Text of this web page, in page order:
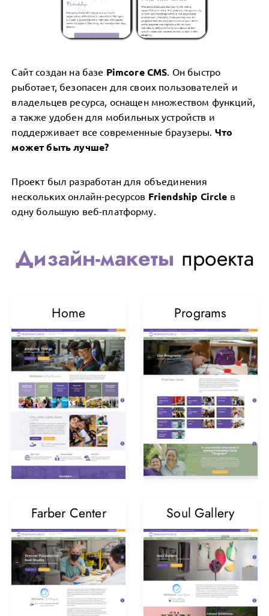
Сайт создан на базе Pimcore CMS. Он быстро
рыботает, безопасен для своих пользователей и
владельцев ресурса, оснащен множеством функций,
а также удобен для мобильных устройств и
поддерживает все современные браузеры. Что
может быть лучше?
Проект был разработан для объединения
нескольких онлайн-ресурсов Friendship Circle в
одну большую веб-платформу.
Дизайн-макеты проекта
Home Programs
Farber Center Soul Gallery